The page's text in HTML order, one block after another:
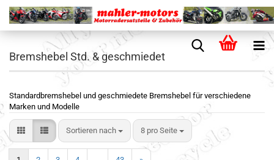
Bremshebel Std. & geschmiedet
Standardbremshebel und geschmiedete Bremshebel für verschiedene
Marken und Modelle
Sortieren nach 8 pro Seite